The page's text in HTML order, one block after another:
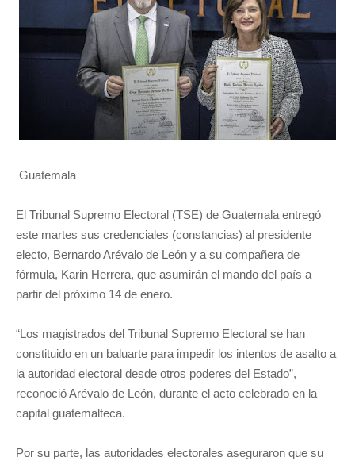
Guatemala
El Tribunal Supremo Electoral (TSE) de Guatemala entregó
este martes sus credenciales (constancias) al presidente
electo, Bernardo Arévalo de León y a su compañera de
fórmula, Karin Herrera, que asumirán el mando del país a
partir del próximo 14 de enero.
“Los magistrados del Tribunal Supremo Electoral se han
constituido en un baluarte para impedir los intentos de asalto a
la autoridad electoral desde otros poderes del Estado”,
reconoció Arévalo de León, durante el acto celebrado en la
capital guatemalteca.
Por su parte, las autoridades electorales aseguraron que su